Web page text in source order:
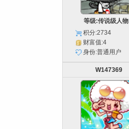
等级:传说级人物
积分:2734
财富值:4
身份:普通用户
W147369